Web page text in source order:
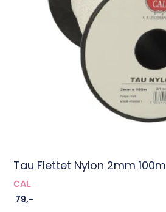
Tau Flettet Nylon 2mm 100m
CAL
79,-